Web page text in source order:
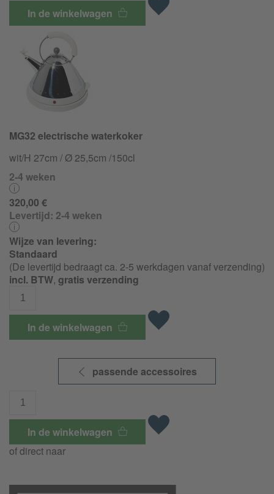
In de winkelwagen
MG32 electrische waterkoker
wit/H 27cm / Ø 25,5cm /150cl
2-4 weken
320,00 €
Levertijd: 2-4 weken
Wijze van levering:
Standaard
(De levertijd bedraagt ca. 2-5 werkdagen vanaf verzending)
incl. BTW, gratis verzending
In de winkelwagen
passende accessoires
In de winkelwagen
of direct naar